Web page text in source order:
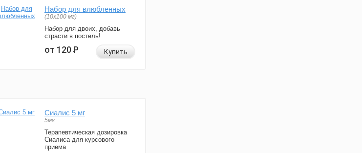
Набор для влюбленных
(10х100 мг)
Набор для двоих, добавь
страсти в постель!
от 120Р Купить
Сиалис 5 мг
5мг
Терапевтическая дозировка
Сиалиса для курсового
приема